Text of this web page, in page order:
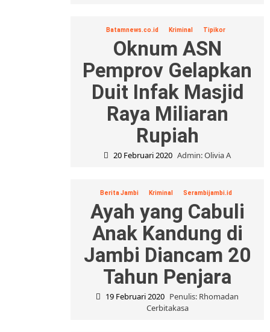
Batamnews.co.id Kriminal Tipikor
Oknum ASN
Pemprov Gelapkan
Duit Infak Masjid
Raya Miliaran
Rupiah
20 Februari 2020 Admin: Olivia A
Berita Jambi Kriminal Serambijambi.id
Ayah yang Cabuli
Anak Kandung di
Jambi Diancam 20
Tahun Penjara
19 Februari 2020 Penulis: Rhomadan
Cerbitakasa